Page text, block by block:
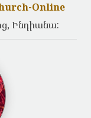
Online
Ինդիանա: